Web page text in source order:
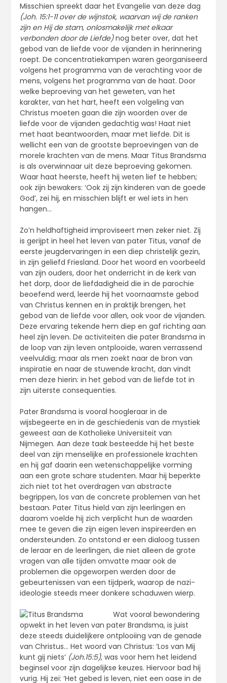
Misschien spreekt daar het Evangelie van deze dag
(Joh. 15:1-11 over de wijnstok, waarvan wij de ranken
zijn en Hij de stam, onlosmakelijk met elkaar
verbonden door de Liefde)nog beter over, dat het
gebod van de liefde voor de vijanden in herinnering
roept. De concentratiekampen waren georganiseerd
volgens het programma van de verachting voor de
mens, volgens het programma van de haat. Door
welke beproeving van het geweten, van het
karakter, van het hart, heeft een volgeling van
Christus moeten gaan die zijn woorden over de
liefde voor de vijanden gedachtig was! Haat niet
met haat beantwoorden, maar met liefde. Dit is
wellicht een van de grootste beproevingen van de
morele krachten van de mens. Maar Titus Brandsma
is als overwinnaar uit deze beproeving gekomen.
Waar haat heerste, heeft hij weten lief te hebben;
ook zijn bewakers: ‘Ook zij zijn kinderen van de goede
God’, zei hij, en misschien blijft er wel iets in hen
hangen…
Zo’n heldhaftigheid improviseert men zeker niet. Zij
is gerijpt in heel het leven van pater Titus, vanaf de
eerste jeugdervaringen in een diep christelijk gezin,
in zijn geliefd Friesland. Door het woord en voorbeeld
van zijn ouders, door het onderricht in de kerk van
het dorp, door de liefdadigheid die in de parochie
beoefend werd, leerde hij het voornaamste gebod
van Christus kennen en in praktijk brengen, het
gebod van de liefde voor allen, ook voor de vijanden.
Deze ervaring tekende hem diep en gaf richting aan
heel zijn leven. De activiteiten die pater Brandsma in
de loop van zijn leven ontplooide, waren verrassend
veelvuldig; maar als men zoekt naar de bron van
inspiratie en naar de stuwende kracht, dan vindt
men deze hierin: in het gebod van de liefde tot in
zijn uiterste consequenties.
Pater Brandsma is vooral hoogleraar in de
wijsbegeerte en in de geschiedenis van de mystiek
geweest aan de Katholieke Universiteit van
Nijmegen. Aan deze taak besteedde hij het beste
deel van zijn menselijke en professionele krachten
en hij gaf daarin een wetenschappelijke vorming
aan een grote schare studenten. Maar hij beperkte
zich niet tot het overdragen van abstracte
begrippen, los van de concrete problemen van het
bestaan. Pater Titus hield van zijn leerlingen en
daarom voelde hij zich verplicht hun de waarden
mee te geven die zijn eigen leven inspireerden en
ondersteunden. Zo ontstond er een dialoog tussen
de leraar en de leerlingen, die niet alleen de grote
vragen van alle tijden omvatte maar ook de
problemen die opgeworpen werden door de
gebeurtenissen van een tijdperk, waarop de nazi-
ideologie steeds meer donkere schaduwen wierp.
Wat vooral bewondering
opwekt in het leven van pater Brandsma, is juist
deze steeds duidelijkere ontplooiing van de genade
van Christus… Het woord van Christus: ‘Los van Mij
kunt gij niets’ (Joh.15:5), was voor hem het leidend
beginsel voor zijn dagelijkse keuzes. Hiervoor bad hij
vurig. Hij zei: ‘Het gebed is leven, niet een oase in de